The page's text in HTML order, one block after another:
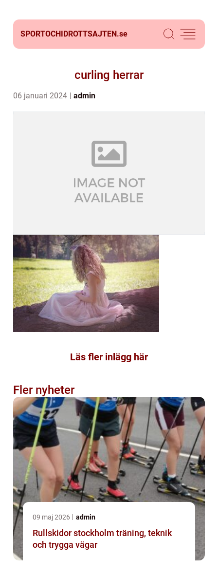
SPORTOCHIDROTTSAJTEN.se
curling herrar
06 januari 2024 admin
Läs fler inlägg här
Fler nyheter
09 maj 2026 admin
Rullskidor stockholm träning, teknik
och trygga vägar